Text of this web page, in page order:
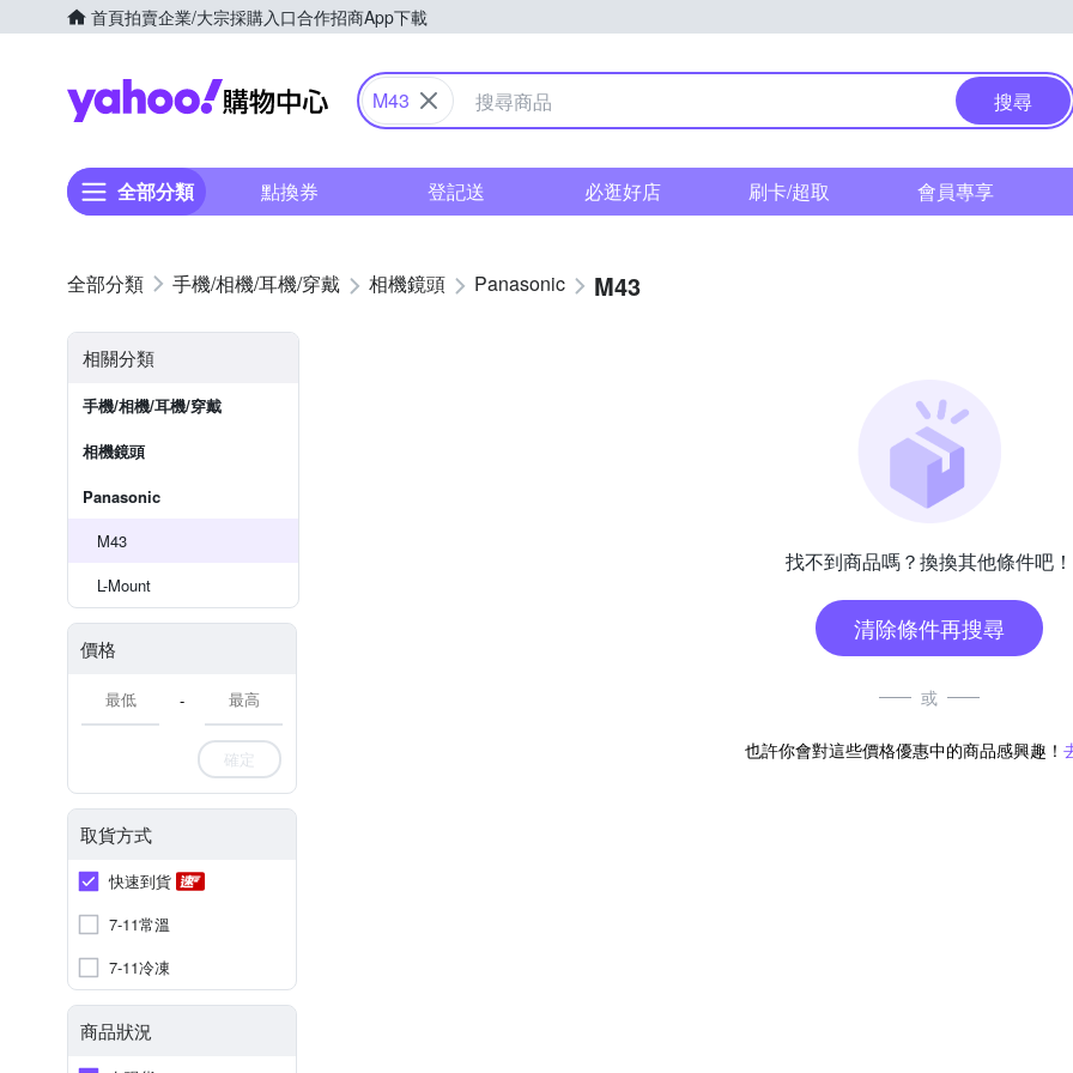
首頁拍賣企業/大宗採購入口合作招商App下載
Yahoo購物中心
M43 搜尋
全部分類 點換券 登記送 必逛好店 刷卡/超取 會員專享
手機/相機/耳機/穿戴 相機鏡頭 Panasonic M43
相關分類
手機/相機/耳機/穿戴
相機鏡頭
Panasonic
M43
L-Mount
價格
-
確定
取貨方式
快速到貨
7-11常溫
7-11冷凍
商品狀況
找不到商品嗎？換換其他條件吧！
清除條件再搜尋
或
也許你會對這些價格優惠中的商品感興趣！